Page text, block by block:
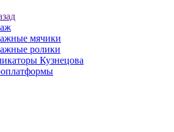
мячики
ролики
Кузнецова